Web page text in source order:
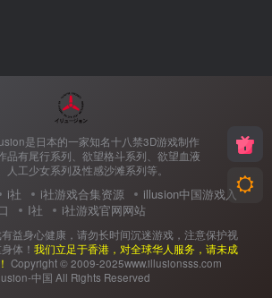
是日本的一家知名十八禁3D游戏制作
品有尾行系列、欲望格斗系列、欲望血液
人工少女系列及性感沙滩系列等。
i社 i社游戏合集资源
illusion中国游戏入
I社 i社游戏官网网站
益身心健康，请勿长时间沉迷游戏，注意保护视
体！ 我们立足于香港，对全球华人服务，请未成
Copyright © 2009-2025www.illusionsss.com
中国 All Rights Reserved